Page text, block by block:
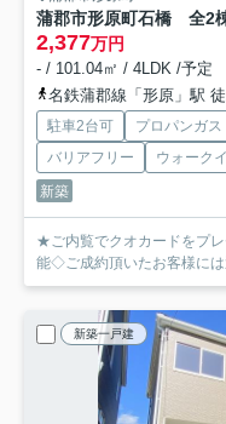
蒲郡市形原町石橋 全2
2,377万円
- / 101.04㎡ / 4LDK /予定
名鉄蒲郡線「形原」駅
駐車2台可 プロパンガス
バリアフリー
ウォーク
新築
★ご内覧でクオカードをプ
能◇ご成約頂いたお客様に
新築一戸建